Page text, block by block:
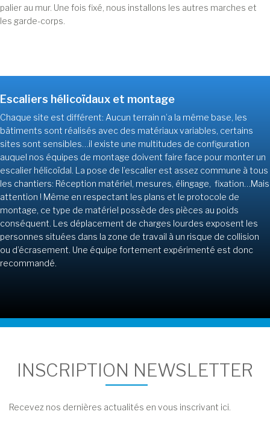
palier au mur. Une fois fixé, nous installons les autres marches et
les garde-corps.
Escaliers hélicoïdaux et montage
Chaque site est différent: Aucun terrain n’a la même base, les
bâtiments sont réalisés avec des matériaux variables, certains
sites sont sensibles…il existe une multitudes de configuration
auquel nos équipes de montage doivent faire face pour monter un
escalier hélicoïdal. La pose de l’escalier est assez commune à tous
les chantiers: Réception matériel, mesures, élingage, fixation…Mais
attention ! Même en respectant les plans et le protocole de
montage, ce type de matériel possède des pièces au poids
conséquent. Les déplacement de charges lourdes exposent les
personnes situées dans la zone de travail à un risque de collision
ou d’écrasement. Une équipe fortement expérimenté est donc
recommandé.
INSCRIPTION NEWSLETTER
Recevez nos dernières actualités en vous inscrivant ici.